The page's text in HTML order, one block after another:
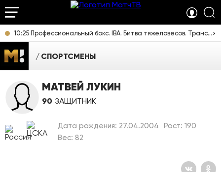
10:25 Профессиональный бокс. IBA. Битва тяжеловесов. Трансляция из Калининграда [16+]
СПОРТСМЕНЫ
МАТВЕЙ ЛУКИН
90 ЗАЩИТНИК
Дата рождения: 27.04.2004
Рост: 190
Вес: 82